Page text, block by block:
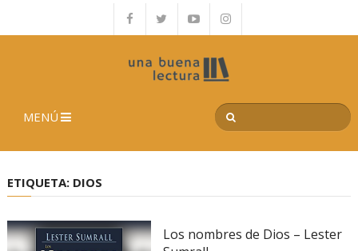
MENÚ
ETIQUETA: DIOS
Los nombres de Dios – Lester